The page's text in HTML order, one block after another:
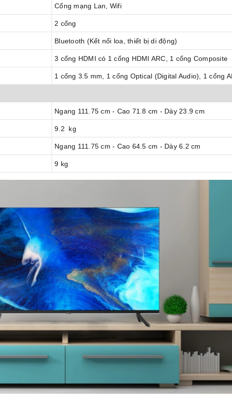
Cổng mạng Lan, Wifi
2 cổng
Bluetooth (Kết nối loa, thiết bị di động)
3 cổng HDMI có 1 cổng HDMI ARC, 1 cổng Composite
1 cổng 3.5 mm, 1 cổng Optical (Digital Audio), 1 cổng
Ngang 111.75 cm - Cao 71.8 cm - Dày 23.9 cm
9.2 kg
Ngang 111.75 cm - Cao 64.5 cm - Dày 6.2 cm
9 kg